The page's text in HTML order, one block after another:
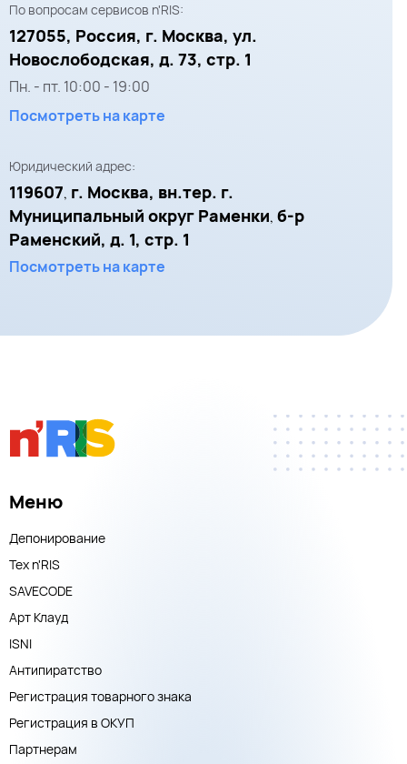
По вопросам сервисов n'RIS:
127055, Россия, г. Москва, ул.
Новослободская, д. 73, стр. 1
Пн. - пт. 10:00 - 19:00
Посмотреть на карте
Юридический адрес:
119607, г. Москва, вн.тер. г.
Муниципальный округ Раменки, б-р
Раменский, д. 1, стр. 1
Посмотреть на карте
Меню
Депонирование
Тех n'RIS
SAVECODE
Арт Клауд
ISNI
Антипиратство
Регистрация товарного знака
Регистрация в ОКУП
Партнерам